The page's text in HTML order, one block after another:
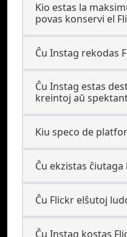
Kio estas la
povas konservi el
Ĉu Instag rekodas
Ĉu Instag estas
kreintoj aŭ
Kiu speco de
Ĉu ekzistas
Ĉu Flickr elŝutoj
Ĉu Instag kostas